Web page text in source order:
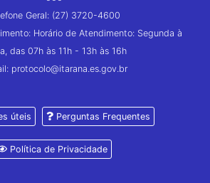
Geral: (27) 3720-4600
Horário de Atendimento: Segunda à
das 07h às 11h - 13h às 16h
protocolo@itarana.es.gov.br
úteis Perguntas Frequentes
Política de Privacidade